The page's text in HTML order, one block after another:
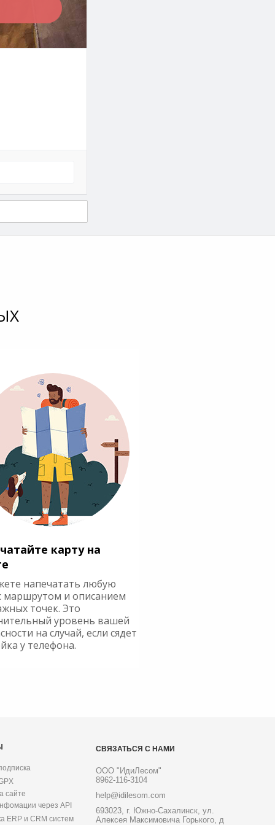
карту на
напечатать любую
маршрутом и описанием
точек. Это
уровень вашей
на случай, если сядет
у телефона.
сайте
через API
ERP и CRM систем
СВЯЗАТЬСЯ С НАМИ
ООО "ИдиЛесом"
8962-116-3104
help@idilesom.com
693023, г. Южно-Сахалинск, ул.
Алексея Максимовича Горького, д